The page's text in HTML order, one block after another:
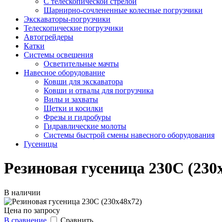
Шарнирно-сочлененные колесные погрузчики
Экскаваторы-погрузчики
Телескопические погрузчики
Автогрейдеры
Катки
Системы освещения
Осветительные мачты
Навесное оборудование
Ковши для экскаватора
Ковши и отвалы для погрузчика
Вилы и захваты
Щетки и косилки
Фрезы и гидробуры
Гидравлические молоты
Системы быстрой смены навесного оборудования
Гусеницы
Резиновая гусеница 230C
В наличии
Цена по запросу
В сравнение
Сравнить